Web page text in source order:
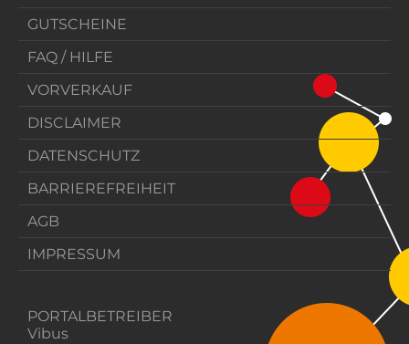
GUTSCHEINE
FAQ / HILFE
VORVERKAUF
DISCLAIMER
DATENSCHUTZ
BARRIEREFREIHEIT
AGB
IMPRESSUM
PORTALBETREIBER
Vibus